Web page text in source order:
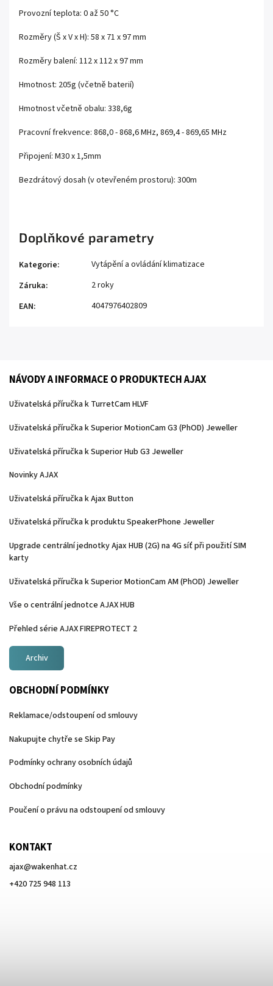
Provozní teplota: 0 až 50 °C
Rozměry (Š x V x H): 58 x 71 x 97 mm
Rozměry balení: 112 x 112 x 97 mm
Hmotnost: 205g (včetně baterií)
Hmotnost včetně obalu: 338,6g
Pracovní frekvence: 868,0 - 868,6 MHz, 869,4 - 869,65 MHz
Připojení: M30 x 1,5mm
Bezdrátový dosah (v otevřeném prostoru): 300m
Doplňkové parametry
Kategorie:
Vytápění a ovládání klimatizace
Záruka:
2 roky
EAN: 4047976402809
NÁVODY A INFORMACE O PRODUKTECH AJAX
Uživatelská příručka k TurretCam HLVF
Uživatelská příručka k Superior MotionCam G3 (PhOD) Jeweller
Uživatelská příručka k Superior Hub G3 Jeweller
Novinky AJAX
Uživatelská příručka k Ajax Button
Uživatelská příručka k produktu SpeakerPhone Jeweller
Upgrade centrální jednotky Ajax HUB (2G) na 4G síť při použití SIM
karty
Uživatelská příručka k Superior MotionCam AM (PhOD) Jeweller
Vše o centrální jednotce AJAX HUB
Přehled série AJAX FIREPROTECT 2
Archiv
OBCHODNÍ PODMÍNKY
Reklamace/odstoupení od smlouvy
Nakupujte chytře se Skip Pay
Podmínky ochrany osobních údajů
Obchodní podmínky
Poučení o právu na odstoupení od smlouvy
KONTAKT
ajax@wakenhat.cz
+420 725 948 113